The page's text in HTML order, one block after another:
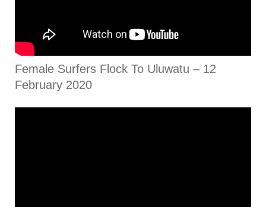
Female Surfers Flock To Uluwatu – 12
February 2020